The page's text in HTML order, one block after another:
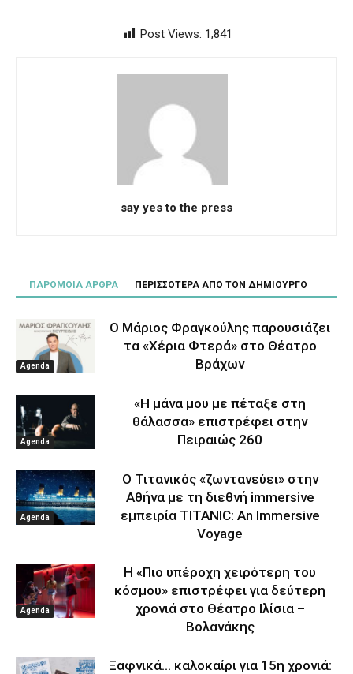
Post Views: 1,841
say yes to the press
ΠΑΡΟΜΟΙΑ ΑΡΘΡΑ ΠΕΡΙΣΣΟΤΕΡΑ ΑΠΟ ΤΟΝ ΔΗΜΙΟΥΡΓΟ
Agenda
Ο Μάριος Φραγκούλης παρουσιάζει
τα «Χέρια Φτερά» στο Θέατρο
Βράχων
Agenda
«Η μάνα μου με πέταξε στη
θάλασσα» επιστρέφει στην
Πειραιώς 260
Agenda
Ο Τιτανικός «ζωντανεύει» στην
Αθήνα με τη διεθνή immersive
εμπειρία TITANIC: An Immersive
Voyage
Agenda
Η «Πιο υπέροχη χειρότερη του
κόσμου» επιστρέφει για δεύτερη
χρονιά στο Θέατρο Ιλίσια –
Βολανάκης
Ξαφνικά… καλοκαίρι για 15η χρονιά: